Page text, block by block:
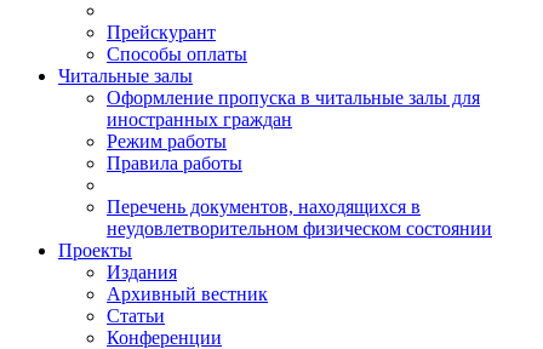
Прейскурант
Способы оплаты
Читальные залы
Оформление пропуска в читальные залы для
иностранных граждан
Режим работы
Правила работы
Перечень документов, находящихся в
неудовлетворительном физическом состоянии
Проекты
Издания
Архивный вестник
Статьи
Конференции